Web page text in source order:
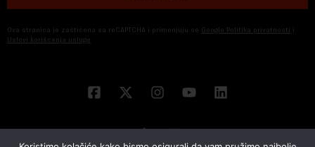
Ova stranica je zaštićena sa reCAPTCHA i primenjuju se Google Politika privatnosti i
Uslovi korišćenja usluge